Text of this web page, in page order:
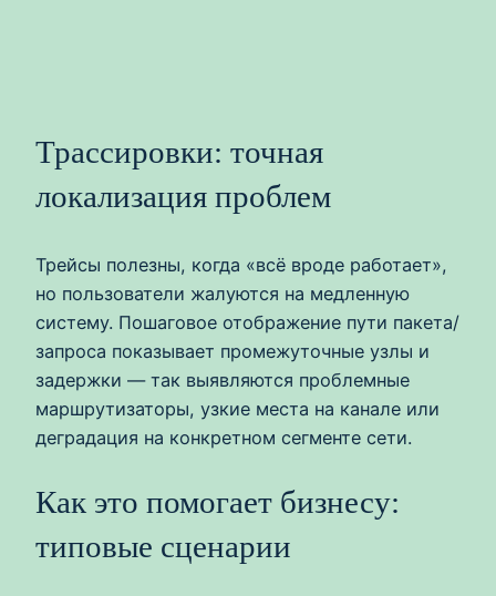
Трассировки: точная
локализация проблем
Трейсы полезны, когда «всё вроде работает»,
но пользователи жалуются на медленную
систему. Пошаговое отображение пути пакета/
запроса показывает промежуточные узлы и
задержки — так выявляются проблемные
маршрутизаторы, узкие места на канале или
деградация на конкретном сегменте сети.
Как это помогает бизнесу:
типовые сценарии